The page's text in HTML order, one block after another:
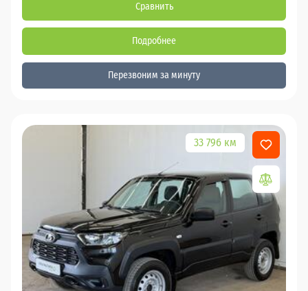
Сравнить
Подробнее
Перезвоним за минуту
33 796 км